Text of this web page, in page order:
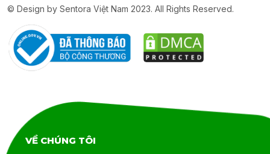
© Design by Sentora Việt Nam 2023. All Rights Reserved.
VỀ CHÚNG TÔI